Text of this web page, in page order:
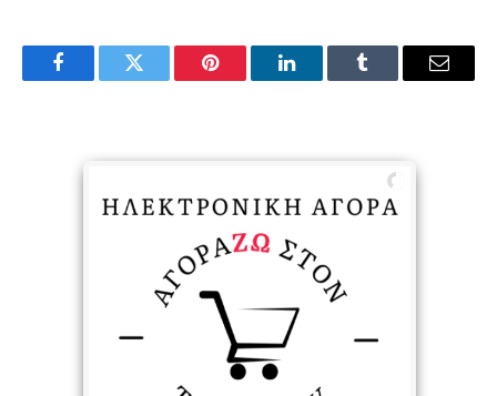
FacebookTwitter Pinterest LinkedInTumblr Email